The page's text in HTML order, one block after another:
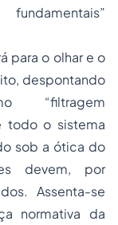
para o olhar e o
despontando
“filtragem
todo o sistema
sob a ótica do
devem, por
Assenta-se
normativa da